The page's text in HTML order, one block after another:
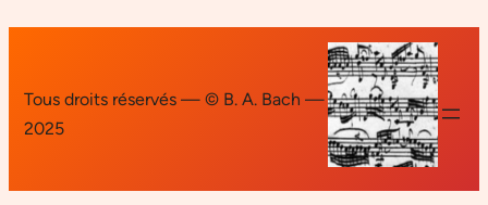
Tous droits réservés — © B. A. Bach —
2025